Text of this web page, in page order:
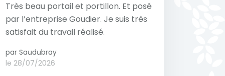
Très beau portail et portillon. Et posé
par l’entreprise Goudier. Je suis très
satisfait du travail réalisé.
par Saudubray
le 28/07/2026